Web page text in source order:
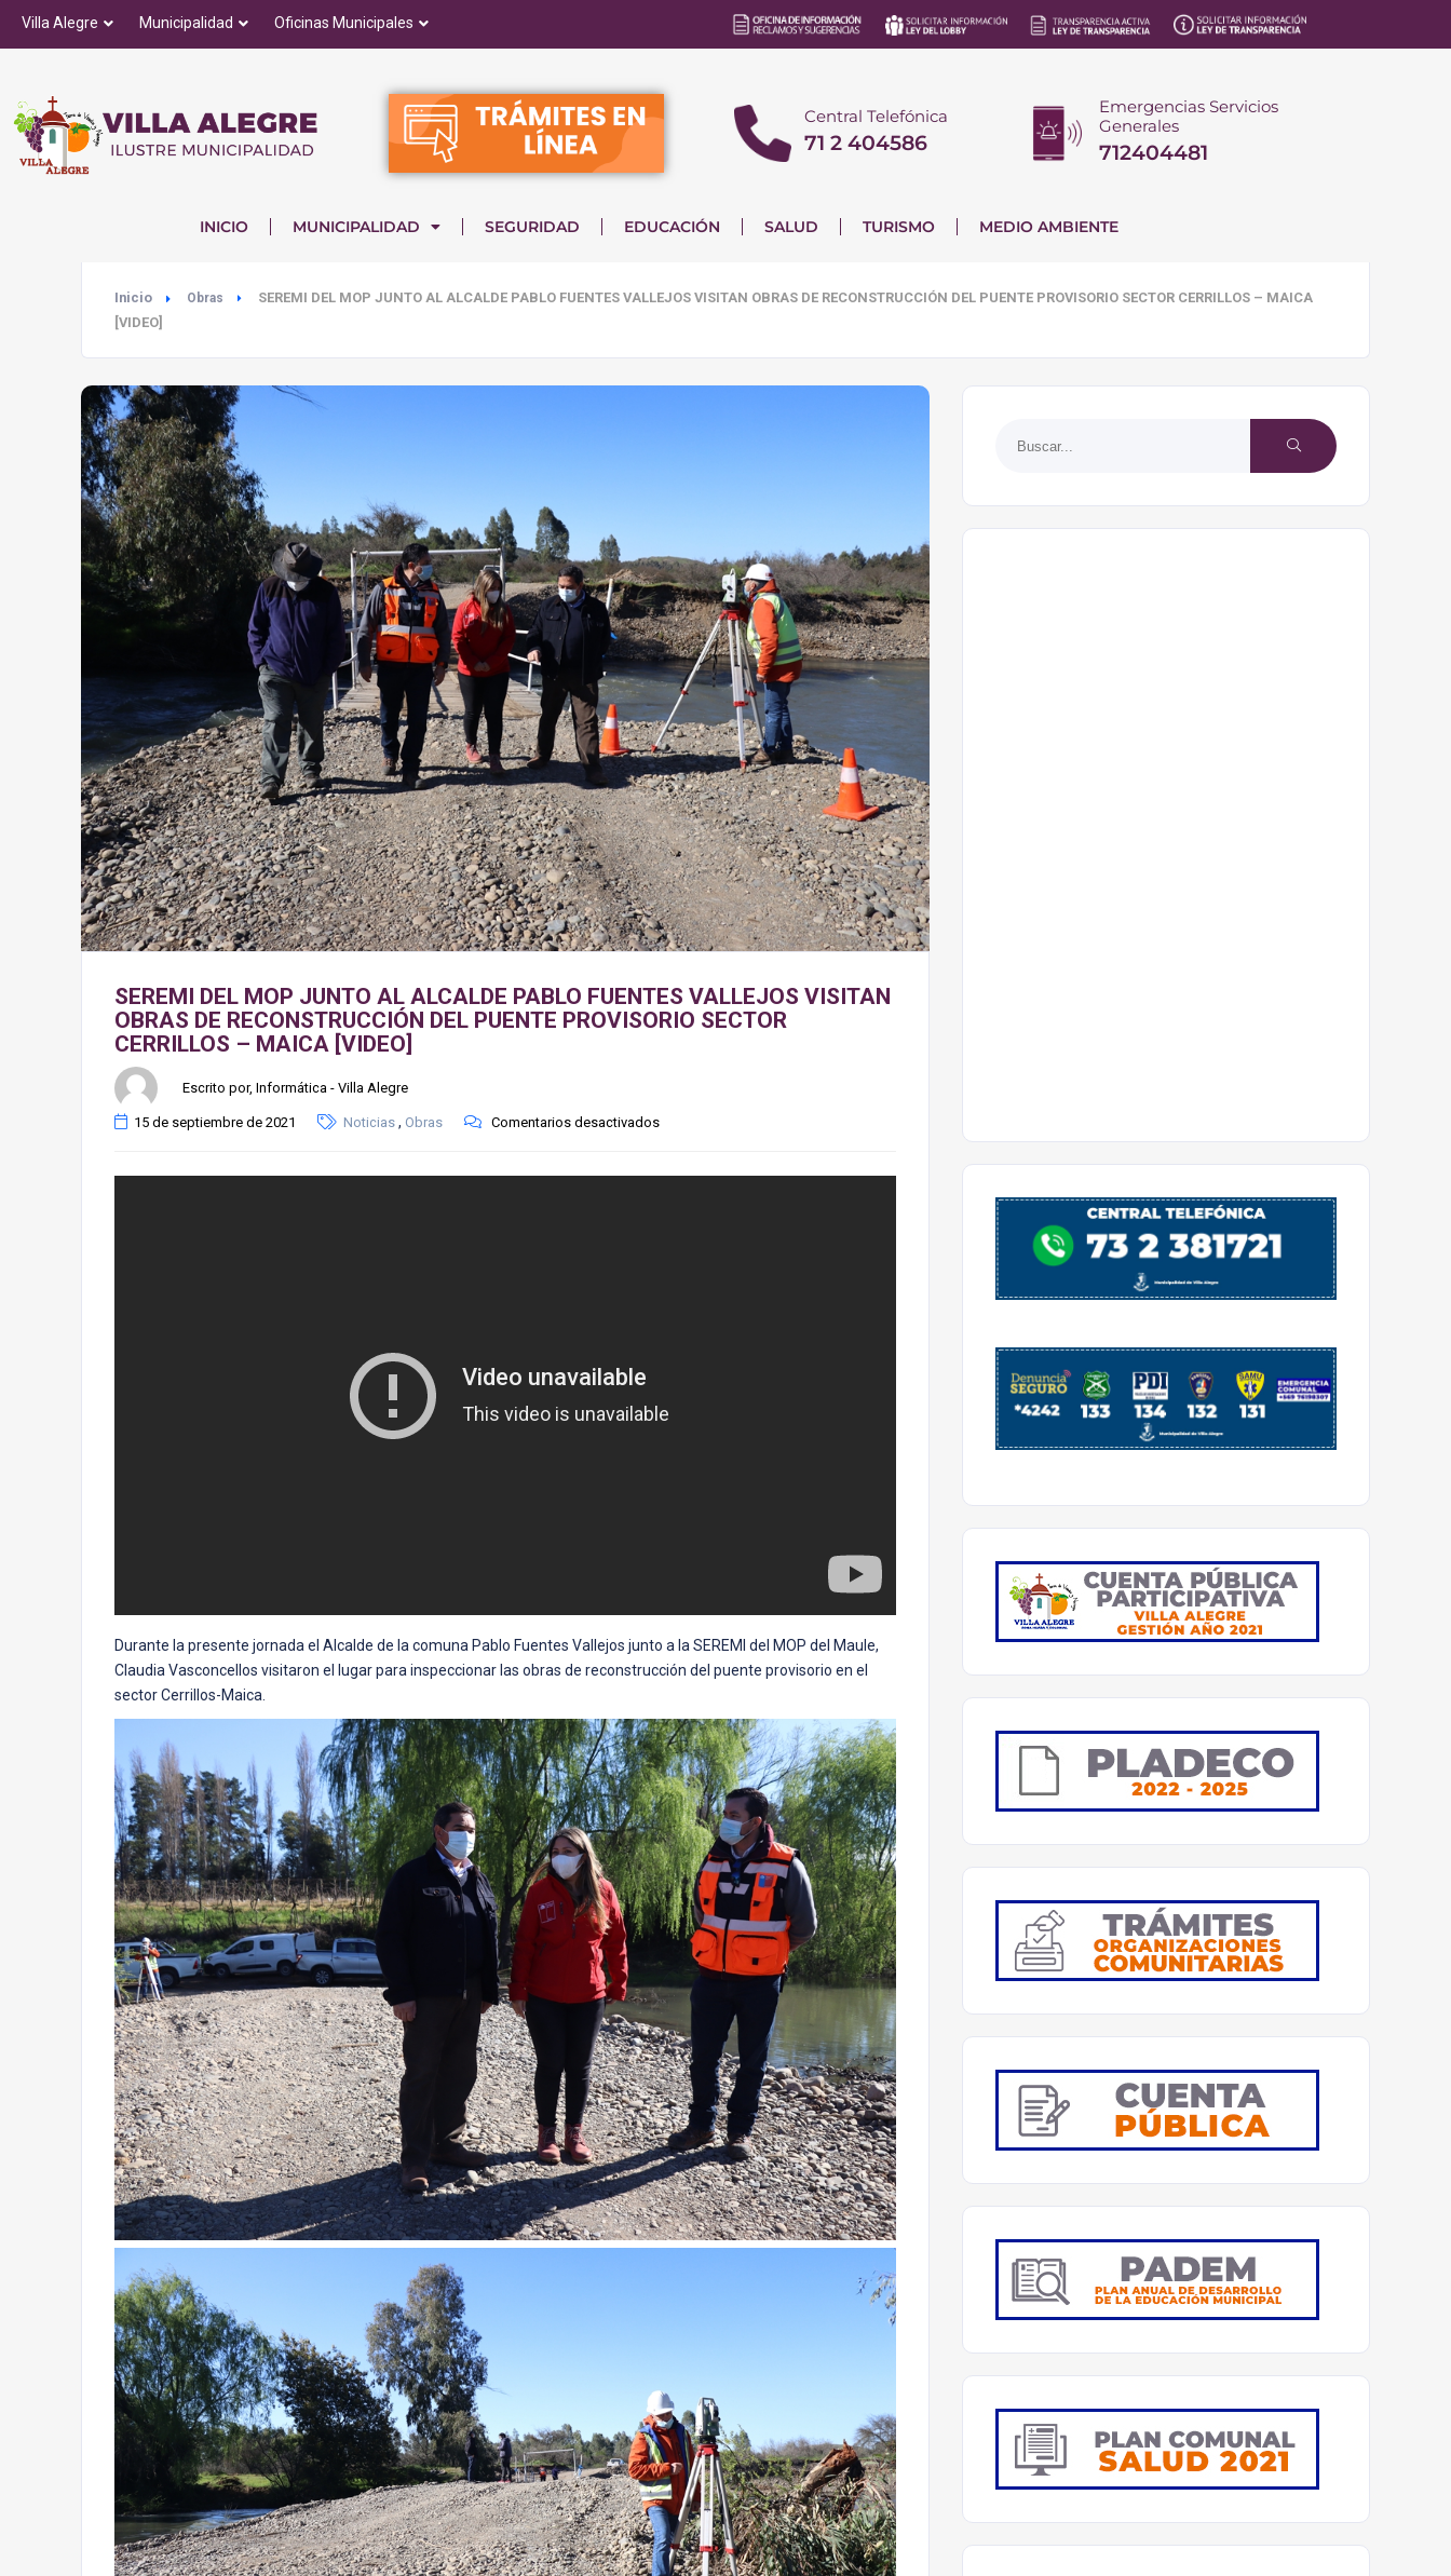
Villa Alegre Municipalidad Oficinas Municipales
Central Telefónica
71 2 404586
Emergencias Servicios
Generales
712404481
INICIO MUNICIPALIDAD SEGURIDAD EDUCACIÓN SALUD TURISMO MEDIO AMBIENTE
Inicio Obras
SEREMI DEL MOP JUNTO AL ALCALDE PABLO FUENTES VALLEJOS VISITAN OBRAS DE RECONSTRUCCIÓN DEL PUENTE PROVISORIO SECTOR CERRILLOS – MAICA
[VIDEO]
SEREMI DEL MOP JUNTO AL ALCALDE PABLO FUENTES VALLEJOS VISITAN
OBRAS DE RECONSTRUCCIÓN DEL PUENTE PROVISORIO SECTOR
CERRILLOS – MAICA [VIDEO]
Escrito por, Informática - Villa Alegre
15 de septiembre de 2021 Noticias , Obras Comentarios desactivados
Durante la presente jornada el Alcalde de la comuna Pablo Fuentes Vallejos junto a la SEREMI del MOP del Maule,
Claudia Vasconcellos visitaron el lugar para inspeccionar las obras de reconstrucción del puente provisorio en el
sector Cerrillos-Maica.